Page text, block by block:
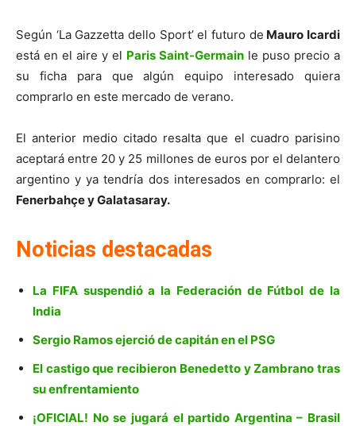
Según ‘La Gazzetta dello Sport’ el futuro de Mauro Icardi
está en el aire y el Paris Saint-Germain le puso precio a
su ficha para que algún equipo interesado quiera
comprarlo en este mercado de verano.
El anterior medio citado resalta que el cuadro parisino
aceptará entre 20 y 25 millones de euros por el delantero
argentino y ya tendría dos interesados en comprarlo: el
Fenerbahçe y Galatasaray.
Noticias destacadas
La FIFA suspendió a la Federación de Fútbol de la
India
Sergio Ramos ejerció de capitán en el PSG
El castigo que recibieron Benedetto y Zambrano tras
su enfrentamiento
¡OFICIAL! No se jugará el partido Argentina – Brasil